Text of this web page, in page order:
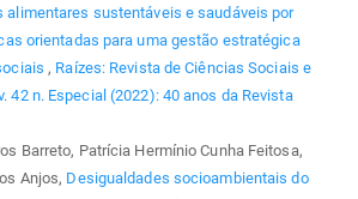
alimentares sustentáveis e saudáveis por
orientadas para uma gestão estratégica
, Raízes: Revista de Ciências Sociais e
42 n. Especial (2022): 40 anos da Revista
Barreto, Patrícia Hermínio Cunha Feitosa,
Anjos, Desigualdades socioambientais do